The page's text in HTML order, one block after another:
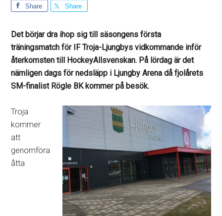
Share Share
Det börjar dra ihop sig till säsongens första
träningsmatch för IF Troja-Ljungbys vidkommande inför
återkomsten till HockeyAllsvenskan. På lördag är det
nämligen dags för nedsläpp i Ljungby Arena då fjolårets
SM-finalist Rögle BK kommer på besök.
Troja
kommer
att
genomföra
åtta